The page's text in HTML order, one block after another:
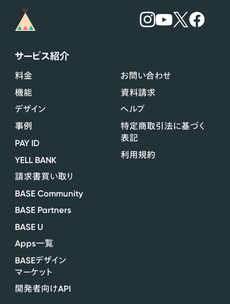
サービス紹介
料金
機能
デザイン
事例
PAY ID
YELL BANK
請求書買い取り
BASE Community
BASE Partners
BASE U
Apps一覧
BASEデザイン
マーケット
開発者向けAPI
お問い合わせ
資料請求
ヘルプ
特定商取引法に基づく
表記
利用規約